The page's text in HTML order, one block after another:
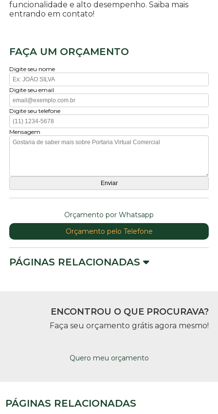
funcionalidade e alto desempenho. Saiba mais
entrando em contato!
FAÇA UM ORÇAMENTO
Digite seu nome
Digite seu email
Digite seu telefone
Mensagem
Orçamento por Whatsapp
Orçamento pelo Telefone
PÁGINAS RELACIONADAS
ENCONTROU O QUE PROCURAVA?
Faça seu orçamento grátis agora mesmo!
Quero meu orçamento
PÁGINAS RELACIONADAS